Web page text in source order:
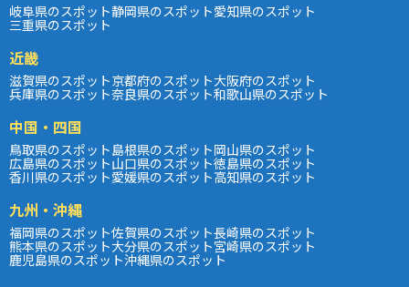
岐阜県のスポット静岡県のスポット愛知県のスポット
三重県のスポット
近畿
滋賀県のスポット京都府のスポット大阪府のスポット
兵庫県のスポット奈良県のスポット和歌山県のスポット
中国・四国
鳥取県のスポット島根県のスポット岡山県のスポット
広島県のスポット山口県のスポット徳島県のスポット
香川県のスポット愛媛県のスポット高知県のスポット
九州・沖縄
福岡県のスポット佐賀県のスポット長崎県のスポット
熊本県のスポット大分県のスポット宮崎県のスポット
鹿児島県のスポット沖縄県のスポット